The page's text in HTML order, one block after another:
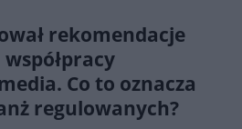
rekomendacje
Co to oznacza
regulowanych?